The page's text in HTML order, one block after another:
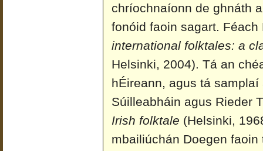
chríochnaíonn de ghnáth
fonóid faoin sagart.
international folktales: a
Helsinki, 2004). Tá an
hÉireann, agus tá
Súilleabháin agus Rieder
Irish folktale (Helsinki,
mbailiúchán Doegen